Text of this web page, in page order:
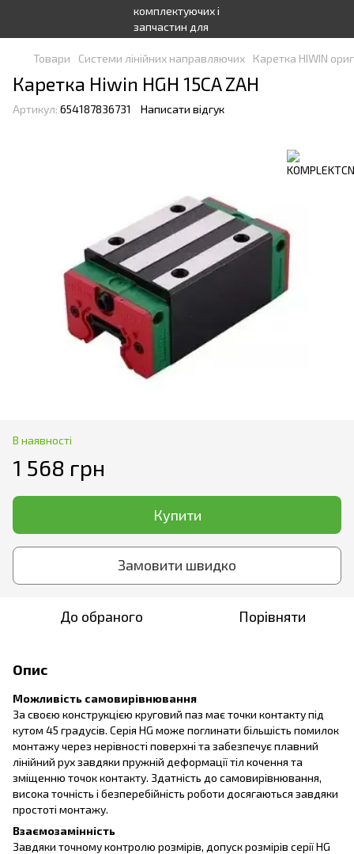
Товари Системи лінійних направляючих Каретка HIWIN
Каретка Hiwin HGH 15CA ZAH
Артикул: 654187836731 Написати відгук
В наявності
1 568 грн
Купити
Замовити швидко
До обраного Порівняти
Опис
Можливість самовирівнювання
За своєю конструкцією круговий паз має точки контакту під
кутом 45 градусів. Серія HG може поглинати більшість помилок
монтажу через нерівності поверхні та забезпечує плавний
лінійний рух завдяки пружній деформації тіл кочення та
зміщенню точок контакту. Здатність до самовирівнювання,
висока точність і безперебійність роботи досягаються завдяки
простоті монтажу.
Взаємозамінність
Завдяки точному контролю розмірів, допуск розмірів серії HG